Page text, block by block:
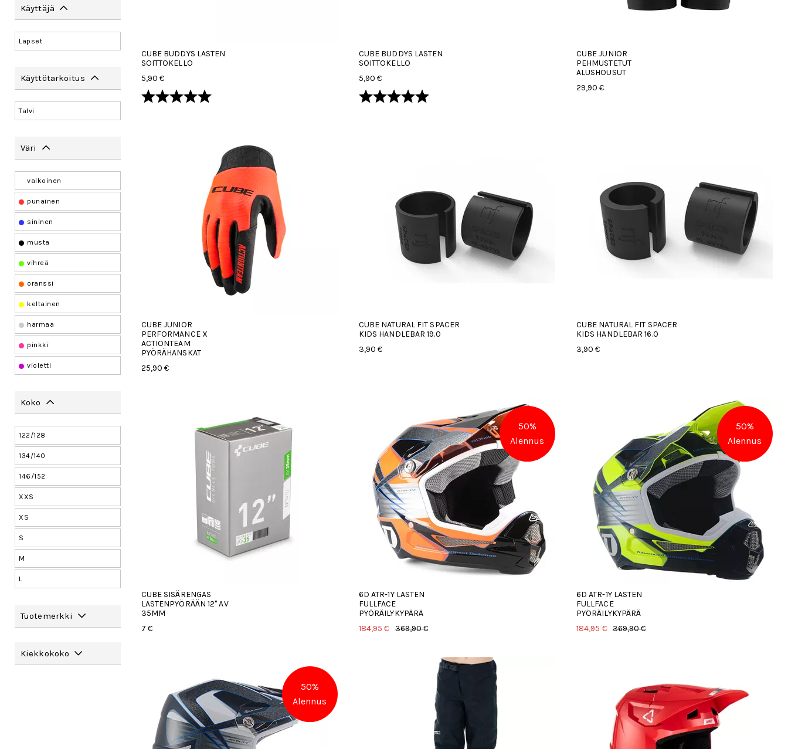
Käyttäjä
Lapset
Käyttötarkoitus
Talvi
Väri
valkoinen
punainen
sininen
musta
vihreä
oranssi
keltainen
harmaa
pinkki
violetti
Koko
122/128
134/140
146/152
XXS
XS
S
M
L
Tuotemerkki
Kiekkokoko
CUBE BUDDYS LASTEN
SOITTOKELLO
5,90 €
Arvio: 5.0 5:sta tähdestä
CUBE BUDDYS LASTEN
SOITTOKELLO
5,90 €
Arvio: 5.0 5:sta tähdestä
CUBE JUNIOR
PEHMUSTETUT
ALUSHOUSUT
29,90 €
CUBE JUNIOR
PERFORMANCE X
ACTIONTEAM
PYÖRÄHANSKAT
25,90 €
CUBE NATURAL FIT SPACER
KIDS HANDLEBAR 19.0
3,90 €
CUBE NATURAL FIT SPACER
KIDS HANDLEBAR 16.0
3,90 €
CUBE SISÄRENGAS
LASTENPYÖRÄÄN 12" AV
35MM
7 €
50%
Alennus
6D ATR-1Y LASTEN
FULLFACE
PYÖRÄILYKYPÄRÄ
184,95 €
369,90 €
50%
Alennus
6D ATR-1Y LASTEN
FULLFACE
PYÖRÄILYKYPÄRÄ
184,95 € 369,90 €
50%
Alennus